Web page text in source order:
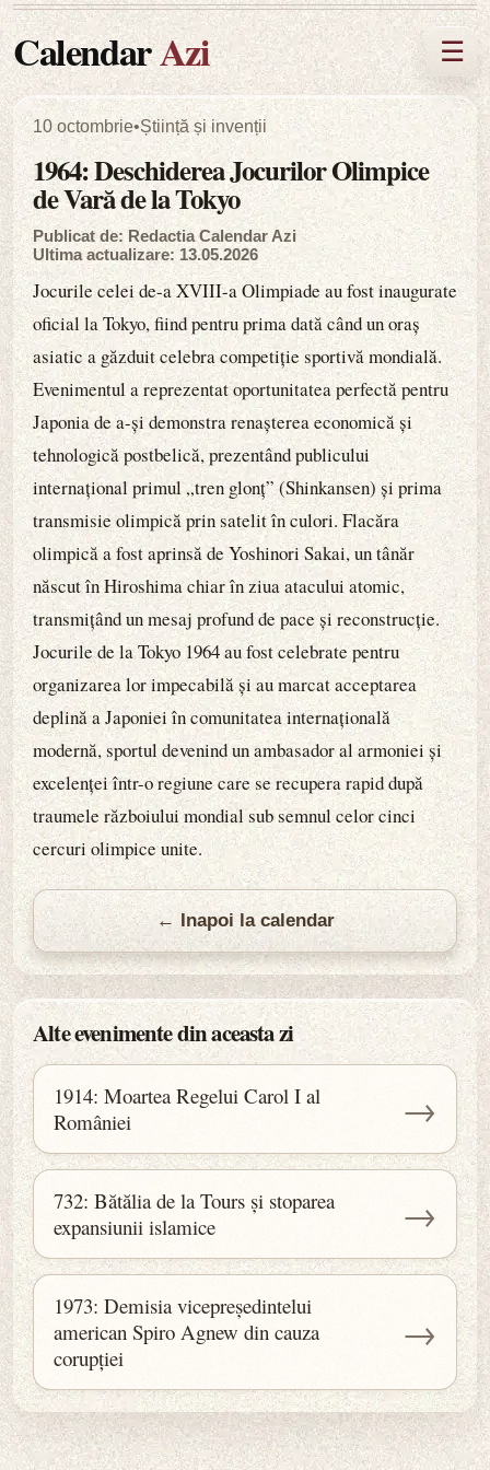
CalendarAzi ☰
10 octombrie•Știință și invenții
1964: Deschiderea Jocurilor Olimpice
de Vară de la Tokyo
Publicat de: Redactia Calendar Azi
Ultima actualizare: 13.05.2026
Jocurile celei de-a XVIII-a Olimpiade au fost inaugurate
oficial la Tokyo, fiind pentru prima dată când un oraș
asiatic a găzduit celebra competiție sportivă mondială.
Evenimentul a reprezentat oportunitatea perfectă pentru
Japonia de a-și demonstra renașterea economică și
tehnologică postbelică, prezentând publicului
internațional primul „tren glonț” (Shinkansen) și prima
transmisie olimpică prin satelit în culori. Flacăra
olimpică a fost aprinsă de Yoshinori Sakai, un tânăr
născut în Hiroshima chiar în ziua atacului atomic,
transmițând un mesaj profund de pace și reconstrucție.
Jocurile de la Tokyo 1964 au fost celebrate pentru
organizarea lor impecabilă și au marcat acceptarea
deplină a Japoniei în comunitatea internațională
modernă, sportul devenind un ambasador al armoniei și
excelenței într-o regiune care se recupera rapid după
traumele războiului mondial sub semnul celor cinci
cercuri olimpice unite.
← Inapoi la calendar
Alte evenimente din aceasta zi
1914: Moartea Regelui Carol I al
României
→
732: Bătălia de la Tours și stoparea
expansiunii islamice
→
1973: Demisia vicepreședintelui
american Spiro Agnew din cauza
corupției
→